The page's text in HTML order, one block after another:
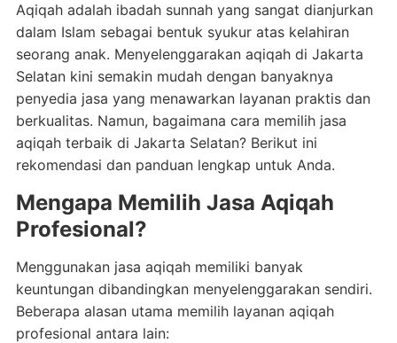
Aqiqah adalah ibadah sunnah yang sangat dianjurkan
dalam Islam sebagai bentuk syukur atas kelahiran
seorang anak. Menyelenggarakan aqiqah di Jakarta
Selatan kini semakin mudah dengan banyaknya
penyedia jasa yang menawarkan layanan praktis dan
berkualitas. Namun, bagaimana cara memilih jasa
aqiqah terbaik di Jakarta Selatan? Berikut ini
rekomendasi dan panduan lengkap untuk Anda.
Mengapa Memilih Jasa Aqiqah
Profesional?
Menggunakan jasa aqiqah memiliki banyak
keuntungan dibandingkan menyelenggarakan sendiri.
Beberapa alasan utama memilih layanan aqiqah
profesional antara lain: